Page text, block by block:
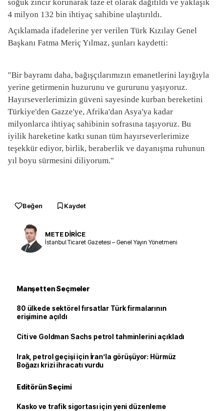
soğuk zincir korunarak taze et olarak dağıtıldı ve yaklaşık
4 milyon 132 bin ihtiyaç sahibine ulaştırıldı.
Açıklamada ifadelerine yer verilen Türk Kızılay Genel
Başkanı Fatma Meriç Yılmaz, şunları kaydetti:
"Bir bayramı daha, bağışçılarımızın emanetlerini layığıyla
yerine getirmenin huzurunu ve gururunu yaşıyoruz.
Hayırseverlerimizin güveni sayesinde kurban bereketini
Türkiye'den Gazze'ye, Afrika'dan Asya'ya kadar
milyonlarca ihtiyaç sahibinin sofrasına taşıyoruz. Bu
iyilik hareketine katkı sunan tüm hayırseverlerimize
teşekkür ediyor, birlik, beraberlik ve dayanışma ruhunun
yıl boyu sürmesini diliyorum."
Beğen Kaydet
METE DİRİCE
İstanbul Ticaret Gazetesi – Genel Yayın Yönetmeni
Manşetten Seçmeler
80 ülkede sektörel fırsatlar Türk firmalarının
erişimine açıldı
Citi ve Goldman Sachs petrol tahminlerini açıkladı
Irak, petrol geçişi için İran’la görüşüyor: Hürmüz
Boğazı krizi ihracatı vurdu
Editörün Seçimi
Kasko ve trafik sigortası için yeni düzenleme